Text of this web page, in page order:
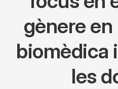
gènere
biomèdica
les